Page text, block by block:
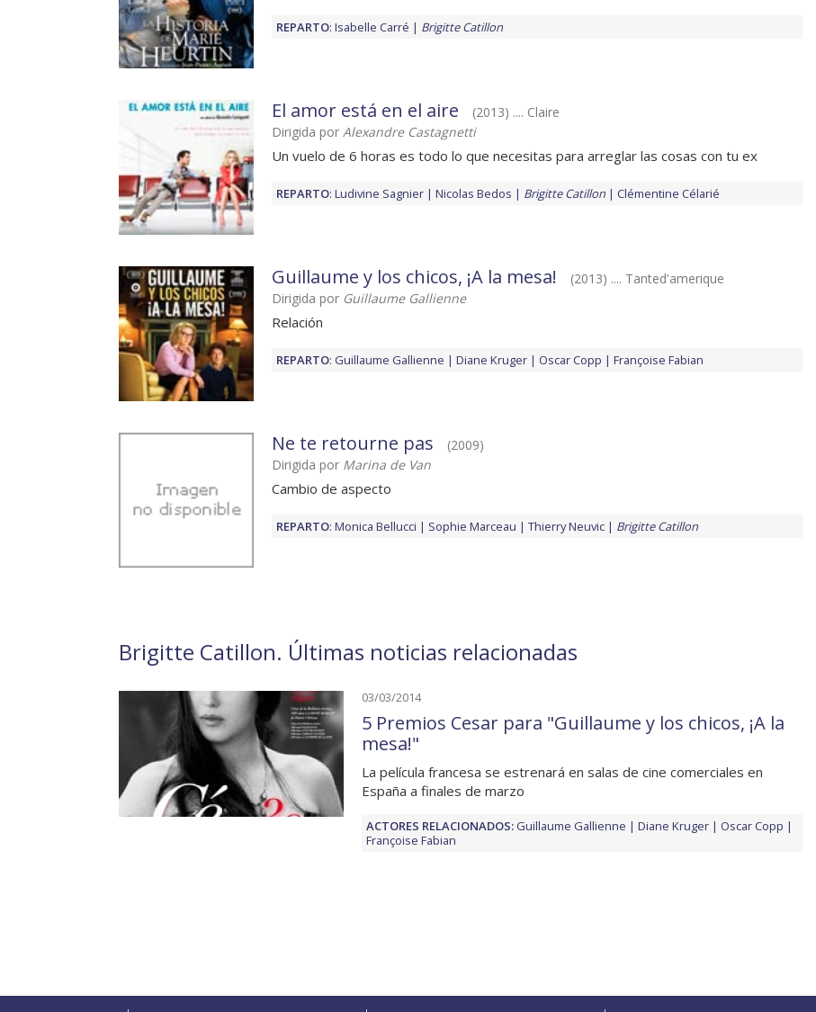
REPARTO: Isabelle Carré Brigitte Catillon
El amor está en el aire
(2013) .... Claire
Dirigida por Alexandre Castagnetti
Un vuelo de 6 horas es todo lo que necesitas para arreglar las cosas con tu ex
REPARTO: Ludivine Sagnier Nicolas Bedos Brigitte Catillon Clémentine Célarié
Guillaume y los chicos, ¡A la mesa!
(2013) .... Tanted'amerique
Dirigida por Guillaume Gallienne
Relación
REPARTO: Guillaume Gallienne Diane Kruger Oscar Copp Françoise Fabian
Ne te retourne pas
(2009)
Dirigida por Marina de Van
Cambio de aspecto
REPARTO: Monica Bellucci Sophie Marceau Thierry Neuvic Brigitte Catillon
Brigitte Catillon. Últimas noticias relacionadas
03/03/2014
5 Premios Cesar para "Guillaume y los chicos, ¡A la
mesa!"
La película francesa se estrenará en salas de cine comerciales en
España a finales de marzo
ACTORES RELACIONADOS: Guillaume Gallienne Diane Kruger
Oscar Copp
Françoise Fabian